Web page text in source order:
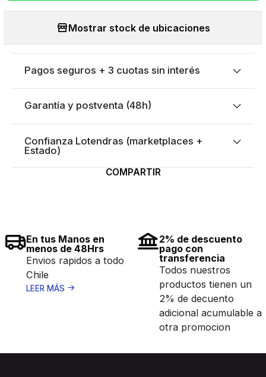
Mostrar stock de ubicaciones
Pagos seguros + 3 cuotas sin interés
Garantía y postventa (48h)
Confianza Lotendras (marketplaces +
Estado)
COMPARTIR
En tus Manos en
menos de 48Hrs
Envios rapidos a todo
Chile
LEER MÁS
2% de descuento
pago con
transferencia
Todos nuestros
productos tienen un
2% de decuento
adicional acumulable a
otra promocion